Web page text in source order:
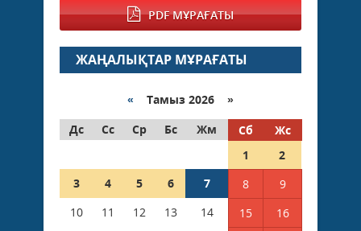
PDF МҰРАҒАТЫ
ЖАҢАЛЫҚТАР МҰРАҒАТЫ
« Тамыз 2026 »
Дс
Сс Ср Бс Жм Сб
Жс
1
2
3
4 5 6 7 8
9
10
11 12 13 14 15
16